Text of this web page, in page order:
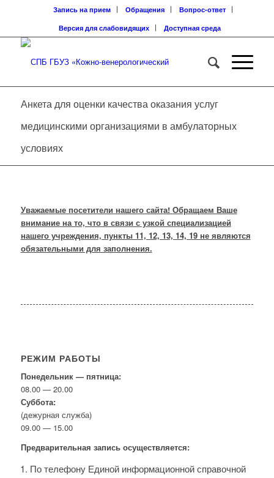
Запись на прием Обращения
Вопрос-ответ
Версия для слабовидящих
Доступная среда
Анкета для оценки качества оказания услуг
медицинскими организациями в амбулаторных
условиях
Уважаемые посетители нашего сайта! Обращаем Ваше
внимание на то, что в связи с узкой специализацией
нашего учреждения, пункты 11, 12, 13, 14, 19 не являются
обязательными для заполнения.
РЕЖИМ РАБОТЫ
Понедельник — пятница:
08.00 — 20.00
Суббота:
(дежурная служба)
09.00 — 15.00
Предварительная запись осуществляется:
По телефону Единой информационной справочной